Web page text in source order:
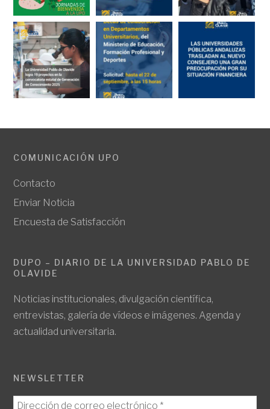
COMUNICACIÓN UPO
Contacto
Enviar Noticia
Encuesta de Satisfacción
DUPO – DIARIO DE LA UNIVERSIDAD PABLO DE
OLAVIDE
Noticias institucionales, divulgación científica,
entrevistas, galería de vídeos e imágenes. Agenda y
actualidad universitaria.
NEWSLETTER